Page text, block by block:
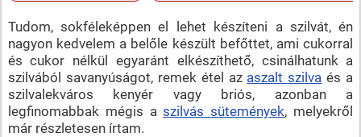
Tudom, sokféleképpen el lehet készíteni a szilvát, én
nagyon kedvelem a belőle készült befőttet, ami cukorral
és cukor nélkül egyaránt elkészíthető, csinálhatunk a
szilvából savanyúságot, remek étel az aszalt szilva és a
szilvalekváros kenyér vagy briós, azonban a
legfinomabbak mégis aszilvás sütemények, melyekről
már részletesen írtam.